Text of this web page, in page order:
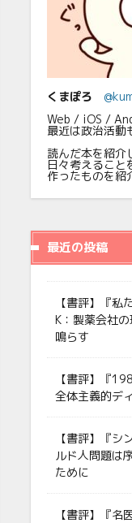
くまぽろ
Web / iOS /
最近は政治活動
読んだ本を紹介
日々考えること
作ったものを紹
最近の投稿
【書評】『私
K：製薬会社
鳴らす
【書評】『
全体主義的デ
【書評】『シ
ルド人問題は
ために
【書評】『名